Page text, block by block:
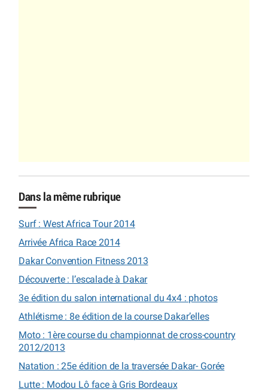
Dans la même rubrique
Surf : West Africa Tour 2014
Arrivée Africa Race 2014
Dakar Convention Fitness 2013
Découverte : l’escalade à Dakar
3e édition du salon international du 4x4 : photos
Athlétisme : 8e édition de la course Dakar’elles
Moto : 1ère course du championnat de cross-country
2012/2013
Natation : 25e édition de la traversée Dakar- Gorée
Lutte : Modou Lô face à Gris Bordeaux